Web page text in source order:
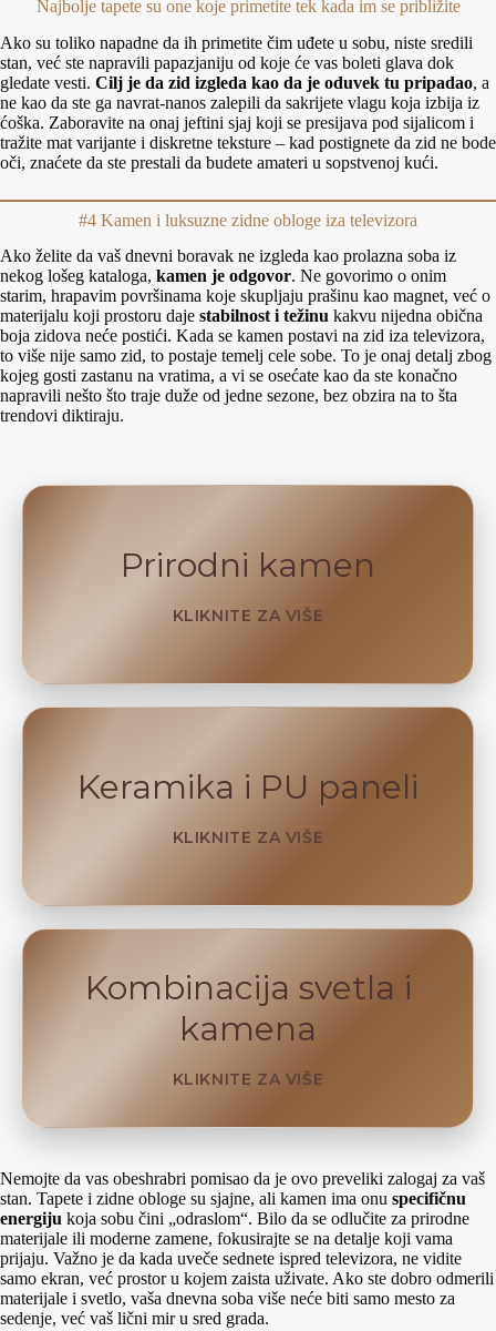
Najbolje tapete su one koje primetite tek kada im se približite
Ako su toliko napadne da ih primetite čim uđete u sobu, niste sredili
stan, već ste napravili papazjaniju od koje će vas boleti glava dok
gledate vesti. Cilj je da zid izgleda kao da je oduvek tu pripadao, a
ne kao da ste ga navrat-nanos zalepili da sakrijete vlagu koja izbija iz
ćoška. Zaboravite na onaj jeftini sjaj koji se presijava pod sijalicom i
tražite mat varijante i diskretne teksture – kad postignete da zid ne bode
oči, znaćete da ste prestali da budete amateri u sopstvenoj kući.
#4 Kamen i luksuzne zidne obloge iza televizora
Ako želite da vaš dnevni boravak ne izgleda kao prolazna soba iz
nekog lošeg kataloga, kamen je odgovor. Ne govorimo o onim
starim, hrapavim površinama koje skupljaju prašinu kao magnet, već o
materijalu koji prostoru daje stabilnost i težinu kakvu nijedna obična
boja zidova neće postići. Kada se kamen postavi na zid iza televizora,
to više nije samo zid, to postaje temelj cele sobe. To je onaj detalj zbog
kojeg gosti zastanu na vratima, a vi se osećate kao da ste konačno
napravili nešto što traje duže od jedne sezone, bez obzira na to šta
trendovi diktiraju.
Prirodni kamen
KLIKNITE ZA VIŠE
Keramika i PU paneli
KLIKNITE ZA VIŠE
Kombinacija svetla i
kamena
KLIKNITE ZA VIŠE
Nemojte da vas obeshrabri pomisao da je ovo preveliki zalogaj za vaš
stan. Tapete i zidne obloge su sjajne, ali kamen ima onu specifičnu
energiju koja sobu čini „odraslom“. Bilo da se odlučite za prirodne
materijale ili moderne zamene, fokusirajte se na detalje koji vama
prijaju. Važno je da kada uveče sednete ispred televizora, ne vidite
samo ekran, već prostor u kojem zaista uživate. Ako ste dobro odmerili
materijale i svetlo, vaša dnevna soba više neće biti samo mesto za
sedenje, već vaš lični mir u sred grada.